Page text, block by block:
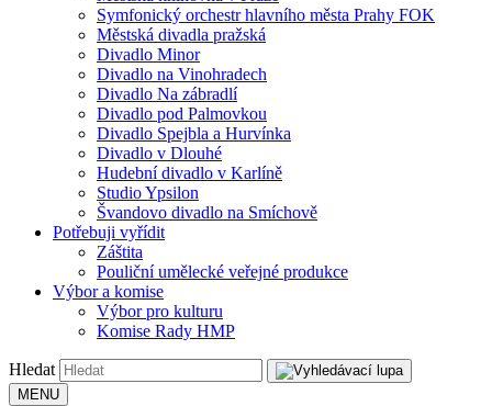
Symfonický orchestr hlavního města Prahy FOK
Městská divadla pražská
Divadlo Minor
Divadlo na Vinohradech
Divadlo Na zábradlí
Divadlo pod Palmovkou
Divadlo Spejbla a Hurvínka
Divadlo v Dlouhé
Hudební divadlo v Karlíně
Studio Ypsilon
Švandovo divadlo na Smíchově
Potřebuji vyřídit
Záštita
Pouliční umělecké veřejné produkce
Výbor a komise
Výbor pro kulturu
Komise Rady HMP
Hledat
MENU